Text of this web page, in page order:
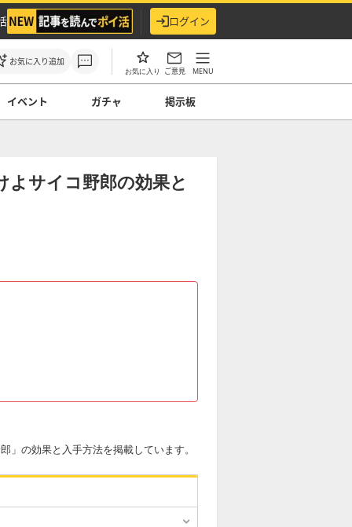
ログイン
お気に入り追加
お気に入り ご意見 MENU
イベント ガチャ 掲示板
サイコ野郎の効果と
の効果と入手方法を掲載しています。